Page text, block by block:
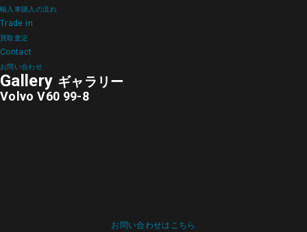
輸入車購入の流れ
Trade in
買取査定
Contact
お問い合わせ
Gallery ギャラリー
Volvo V60 99-8
お問い合わせはこちら